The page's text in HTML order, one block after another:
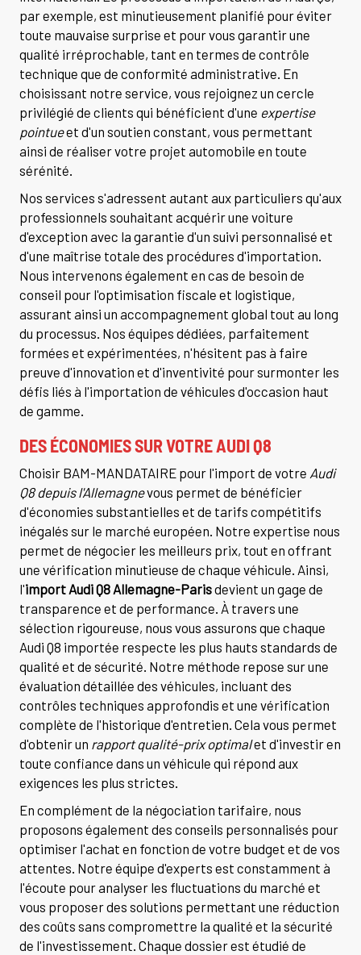
par exemple, est minutieusement planifié pour éviter
toute mauvaise surprise et pour vous garantir une
qualité irréprochable, tant en termes de contrôle
technique que de conformité administrative. En
choisissant notre service, vous rejoignez un cercle
privilégié de clients qui bénéficient d'une expertise
pointueet d'un soutien constant, vous permettant
ainsi de réaliser votre projet automobile en toute
sérénité.
Nos services s'adressent autant aux particuliers qu'aux
professionnels souhaitant acquérir une voiture
d'exception avec la garantie d'un suivi personnalisé et
d'une maîtrise totale des procédures d'importation.
Nous intervenons également en cas de besoin de
conseil pour l'optimisation fiscale et logistique,
assurant ainsi un accompagnement global tout au long
du processus. Nos équipes dédiées, parfaitement
formées et expérimentées, n'hésitent pas à faire
preuve d'innovation et d'inventivité pour surmonter les
défis liés à l'importation de véhicules d'occasion haut
de gamme.
DES ÉCONOMIES SUR VOTRE AUDI Q8
Choisir BAM-MANDATAIRE pour l'import de votre Audi
Q8 depuis l'Allemagnevous permet de bénéficier
d'économies substantielles et de tarifs compétitifs
inégalés sur le marché européen. Notre expertise nous
permet de négocier les meilleurs prix, tout en offrant
une vérification minutieuse de chaque véhicule. Ainsi,
l'import Audi Q8 Allemagne-Parisdevient un gage de
transparence et de performance. À travers une
sélection rigoureuse, nous vous assurons que chaque
Audi Q8 importée respecte les plus hauts standards de
qualité et de sécurité. Notre méthode repose sur une
évaluation détaillée des véhicules, incluant des
contrôles techniques approfondis et une vérification
complète de l'historique d'entretien. Cela vous permet
d'obtenir un rapport qualité-prix optimalet d'investir en
toute confiance dans un véhicule qui répond aux
exigences les plus strictes.
En complément de la négociation tarifaire, nous
proposons également des conseils personnalisés pour
optimiser l'achat en fonction de votre budget et de vos
attentes. Notre équipe d'experts est constamment à
l'écoute pour analyser les fluctuations du marché et
vous proposer des solutions permettant une réduction
des coûts sans compromettre la qualité et la sécurité
de l'investissement. Chaque dossier est étudié de